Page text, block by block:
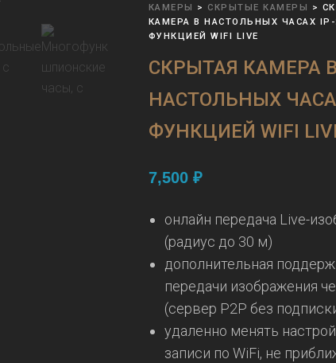
КАМЕРЫ
> СКРЫТЫЕ КАМЕРЫ >
КАМЕРА В НАСТОЛЬНЫХ ЧАСАХ IP-
ФУНКЦИЕЙ WIFI LIVE
СКРЫТАЯ КАМЕРА В
НАСТОЛЬНЫХ
ФУНКЦИЕЙ WIFI
7,500 ₽
онлайн передача Live-
(радиус до 30 м)
дополнительная
передачи изображения
(сервер P2P без
удаленно менять
записи по WiFi, не